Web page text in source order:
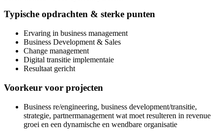
Typische opdrachten & sterke punten
Ervaring in business management
Business Development & Sales
Change management
Digital transitie implementaie
Resultaat gericht
Voorkeur voor projecten
Business re/engineering, business development/transitie,
strategie, partnermanagement wat moet resulteren in revenue
groei en een dynamische en wendbare organisatie